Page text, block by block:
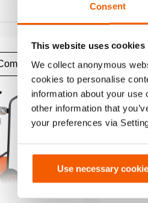
Consent
This website uses cookies
We collect anonymous
cookies to personalise
information about your
other information that
your preferences via
Use necessary
Añadir
a
la
lista
de
deseos